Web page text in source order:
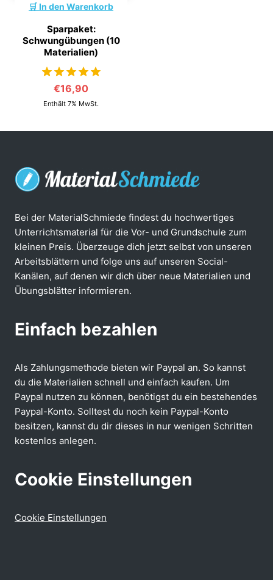
In den Warenkorb
Sparpaket:
Schwungübungen (10
Materialien)
von 5
€16,90
Enthält 7% MwSt.
Bei der MaterialSchmiede findest du hochwertiges
Unterrichtsmaterial für die Vor- und Grundschule zum
kleinen Preis. Überzeuge dich jetzt selbst von unseren
Arbeitsblättern und folge uns auf unseren Social-
Kanälen, auf denen wir dich über neue Materialien und
Übungsblätter informieren.
Einfach bezahlen
Als Zahlungsmethode bieten wir Paypal an. So kannst
du die Materialien schnell und einfach kaufen. Um
Paypal nutzen zu können, benötigst du ein bestehendes
Paypal-Konto. Solltest du noch kein Paypal-Konto
besitzen, kannst du dir dieses in nur wenigen Schritten
kostenlos anlegen.
Cookie Einstellungen
Cookie Einstellungen